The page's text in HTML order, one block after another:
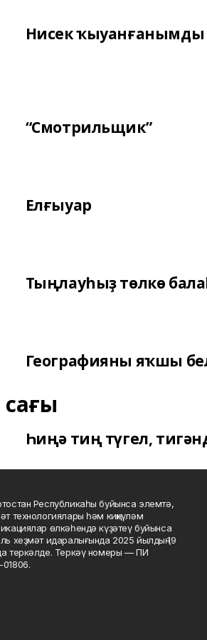
Нисек ҡыуанғанымды
“Смотрильщик”
Елғыуар
Тыңлауһыҙ төлкө
Географияны яҡшы
Һиңә тиң түгел,
Республикаһы буйынса элемтә,
технологиялары һәм киңкүләм
өлкәһендә күҙәтеү буйынса
хеҙмәт идаралығында 2025 йылдың 19
теркәлде. Теркәү номеры — ПИ